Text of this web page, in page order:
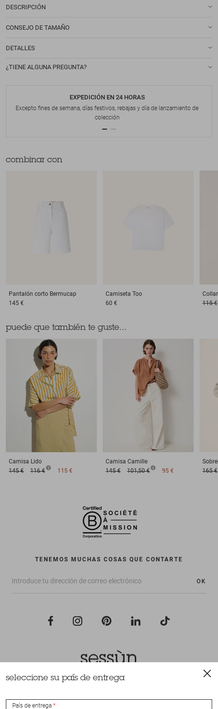
DESCRIPCIÓN
CONSEJO DE TAMAÑO
DETALLES
¿TIENE ALGUNA PREGUNTA?
EXPEDICIÓN EN 24 HORAS
Excepto fines de semana, días festivos, rebajas y día de lanzamiento de
colección
combinar con
Pantalón corto Bermucap
145 €
Camiseta Too
60 €
Collar
115 €
puede que también te guste...
Camisa Lido
145 €
116 € 115 €
Camisa Camille
145 €
101,50 € 95 €
165 €
TENEMOS MUCHAS COSAS QUE CONTARTE
OK
Todos los derechos reservados Sessùn 2022
seleccione su país de entrega
País de entrega